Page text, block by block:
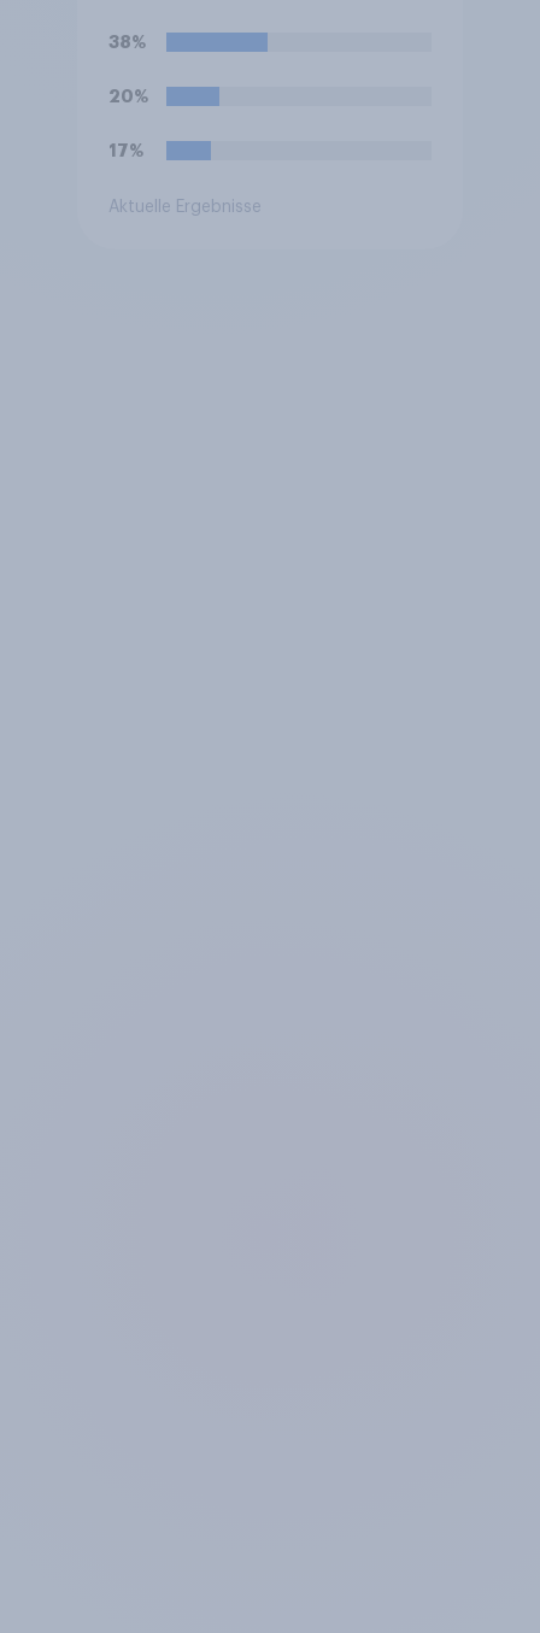
Praxisbesuch abzuschaffen.
Befürworten Sie das oder
lehnen Sie es ab?
38%
20%
17%
Aktuelle Ergebnisse